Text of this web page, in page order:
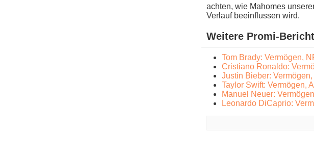
achten, w​ie Mahomes
Verlauf beeinflussen wird.
Weitere Promi-
Tom Brady: Vermögen,
Cristiano Ronaldo:
Justin Bieber:
Taylor Swift: Vermögen,
Manuel Neuer:
Leonardo DiCaprio: